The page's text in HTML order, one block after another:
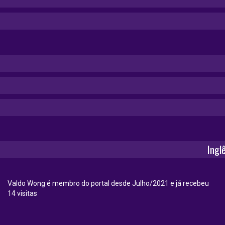
Valdo Wong é membro do portal desde Julho/2021 e já recebeu
14 visitas